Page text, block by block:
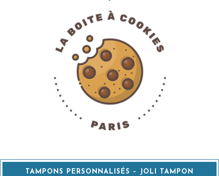
TAMPONS PERSONNALISÉS – JOLI TAMPON